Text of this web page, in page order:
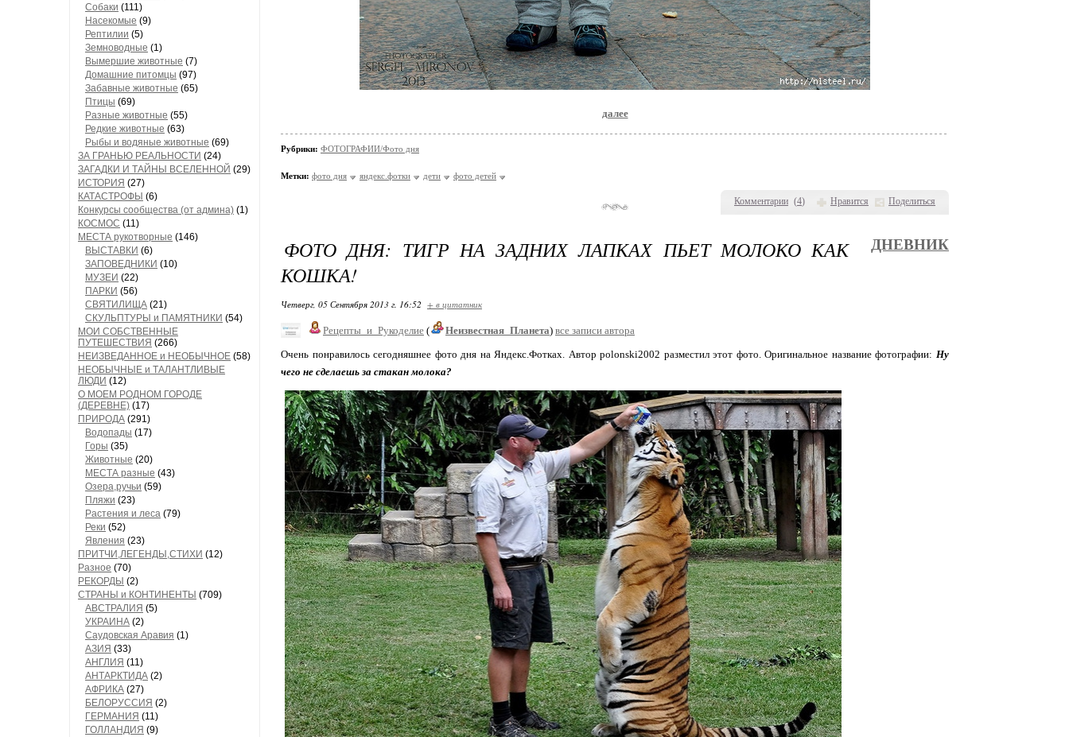
Собаки (111)
Насекомые (9)
Рептилии (5)
Земноводные (1)
Вымершие животные (7)
Домашние питомцы (97)
Забавные животные (65)
Птицы (69)
Разные животные (55)
Редкие животные (63)
Рыбы и водяные животные (69)
ЗА ГРАНЬЮ РЕАЛЬНОСТИ (24)
ЗАГАДКИ И ТАЙНЫ ВСЕЛЕННОЙ (29)
ИСТОРИЯ (27)
КАТАСТРОФЫ (6)
Конкурсы сообщества (от админа) (1)
КОСМОС (11)
МЕСТА рукотворные (146)
ВЫСТАВКИ (6)
ЗАПОВЕДНИКИ (10)
МУЗЕИ (22)
ПАРКИ (56)
СВЯТИЛИЩА (21)
СКУЛЬПТУРЫ и ПАМЯТНИКИ (54)
МОИ СОБСТВЕННЫЕ
ПУТЕШЕСТВИЯ (266)
НЕИЗВЕДАННОЕ и НЕОБЫЧНОЕ (58)
НЕОБЫЧНЫЕ и ТАЛАНТЛИВЫЕ
ЛЮДИ (12)
О МОЕМ РОДНОМ ГОРОДЕ
(ДЕРЕВНЕ) (17)
ПРИРОДА (291)
Водопады (17)
Горы (35)
Животные (20)
МЕСТА разные (43)
Озера,ручьи (59)
Пляжи (23)
Растения и леса (79)
Реки (52)
Явления (23)
ПРИТЧИ,ЛЕГЕНДЫ,СТИХИ (12)
Разное (70)
РЕКОРДЫ (2)
СТРАНЫ и КОНТИНЕНТЫ (709)
АВСТРАЛИЯ (5)
УКРАИНА (2)
Саудовская Аравия (1)
АЗИЯ (33)
АНГЛИЯ (11)
АНТАРКТИДА (2)
АФРИКА (27)
БЕЛОРУССИЯ (2)
ГЕРМАНИЯ (11)
ГОЛЛАНДИЯ (9)
Комментарии (4) Нравится Поделиться
далее
Рубрики: ФОТОГРАФИИ/Фото дня
Метки: фото дня яндекс.фотки дети фото детей
ФОТО ДНЯ: ТИГР НА ЗАДНИХ ЛАПКАХ ПЬЕТ МОЛОКО КАК
КОШКА!
ДНЕВНИК
Четверг, 05 Сентября 2013 г. 16:52 + в цитатник
Рецепты_и_Рукоделие ( Неизвестная_Планета) все записи автора
Очень понравилось сегодняшнее фото дня на Яндекс.Фотках. Автор polonski2002 разместил этот фото. Оригинальное название фотографии: Ну
чего не сделаешь за стакан молока?